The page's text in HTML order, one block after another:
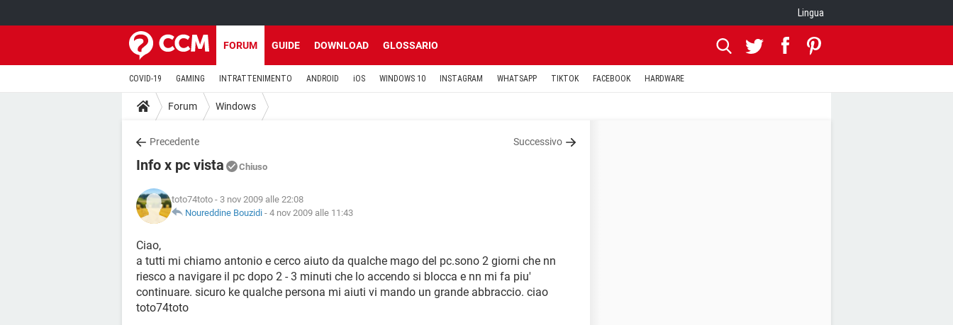
Lingua
FORUM GUIDE DOWNLOAD GLOSSARIO
COVID-19 GAMING INTRATTENIMENTO ANDROID iOS WINDOWS 10 INSTAGRAM WHATSAPP TIKTOK FACEBOOK HARDWARE
Forum Windows
Precedente Successivo
Info x pc vista Chiuso
toto74toto - 3 nov 2009 alle 22:08
Noureddine Bouzidi - 4 nov 2009 alle 11:43
Ciao,
a tutti mi chiamo antonio e cerco aiuto da qualche mago del pc.sono 2 giorni che nn
riesco a navigare il pc dopo 2 - 3 minuti che lo accendo si blocca e nn mi fa piu'
continuare. sicuro ke qualche persona mi aiuti vi mando un grande abbraccio. ciao
toto74toto